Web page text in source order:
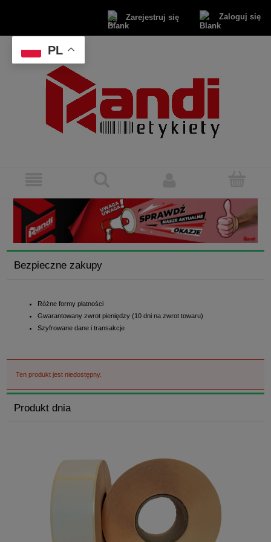
Zarejestruj się Zaloguj się
Bezpieczne zakupy
Różne formy płatności
Gwarantowany zwrot pieniędzy (10 dni na zwrot towaru)
Szyfrowane dane i transakcje
Ten produkt jest niedostępny.
Produkt dnia
PL